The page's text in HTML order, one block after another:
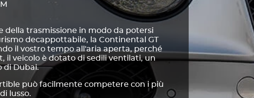
della trasmissione in modo da potersi
decappottabile, la Continental GT
il vostro tempo all'aria aperta, perché
il veicolo è dotato di sedili ventilati, un
di Dubai.
può facilmente competere con i più
lusso.